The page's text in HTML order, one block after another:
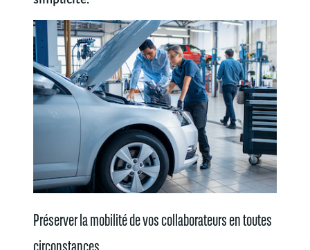
Préserver la mobilité de vos collaborateurs en toutes